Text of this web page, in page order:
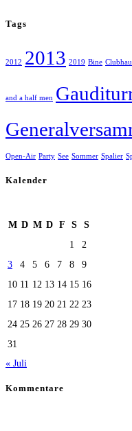
Tags
2012 2013 2019 Bine
and a half men
Open-Air Party See Sommer Spalier
Kalender
M D M D F S
S
1
2
3
4 5 6 7 8
9
10 11 12 13 14 15 16
17 18 19 20 21 22 23
24 25 26 27 28 29 30
31
« Juli
Kommentare